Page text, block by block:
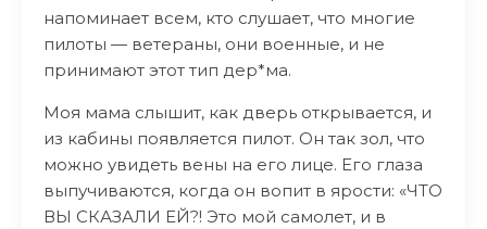
напоминает всем, кто слушает, что многие
пилоты — ветераны, они военные, и не
принимают этот тип дер*ма.
Моя мама слышит, как дверь открывается, и
из кабины появляется пилот. Он так зол, что
можно увидеть вены на его лице. Его глаза
выпучиваются, когда он вопит в ярости: «ЧТО
ВЫ СКАЗАЛИ ЕЙ?! Это мой самолет, и в